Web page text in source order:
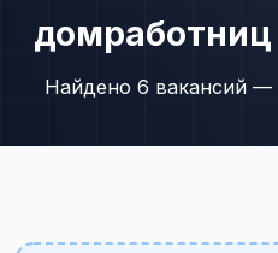
Найдено 6 вакансий —